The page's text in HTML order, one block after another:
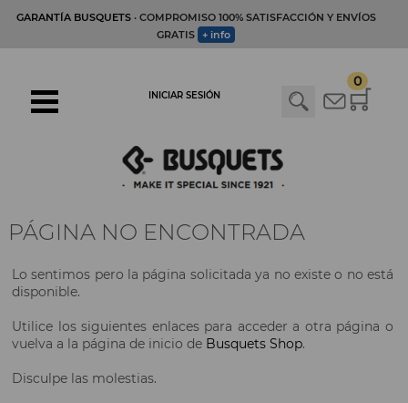
GARANTÍA BUSQUETS· COMPROMISO 100% SATISFACCIÓN Y ENVÍOS
GRATIS + info
0
INICIAR SESIÓN
PÁGINA NO ENCONTRADA
Lo sentimos pero la página solicitada ya no existe o no está
disponible.
Utilice los siguientes enlaces para acceder a otra página o
vuelva a la página de inicio de Busquets Shop.
Disculpe las molestias.